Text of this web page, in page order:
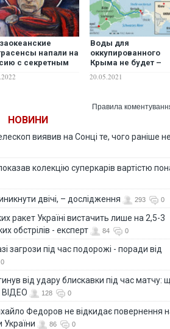
напали на
с секретным
Воды для
оккупированного
Крыма не будет –
Zeitung
20.05.2021
Правила
НОВИНИ
виявив на Сонці те, чого раніше не
колекцію суперкарів вартістю
двічі, – дослідження 293 0
ракет Україні вистачить лише на 2,5-3
обстрілів - експерт
84 0
загрози під час подорожі - поради від
0
від удару блискавки під час матчу:
ВІДЕО
128 0
Федоров не відкидає повернення
України
86 0